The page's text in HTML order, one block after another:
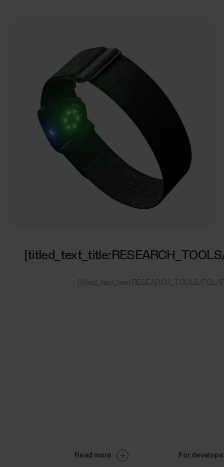
[titled_text_text:RESEARCH_TOOLS/
Read more For